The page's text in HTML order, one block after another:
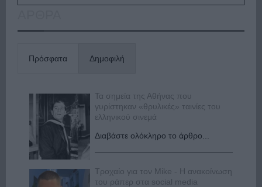
Πρόσφατα Δημοφιλή
Τα σημεία της Αθήνας που
γυρίστηκαν «θρυλικές» ταινίες του
ελληνικού σινεμά
Διαβάστε ολόκληρο το άρθρο...
Τροχαίο για τον Mike - Η ανακοίνωση
του ράπερ στα social media